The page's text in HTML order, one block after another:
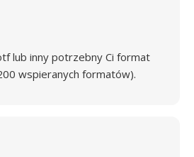
lub inny potrzebny Ci format
wspieranych formatów).